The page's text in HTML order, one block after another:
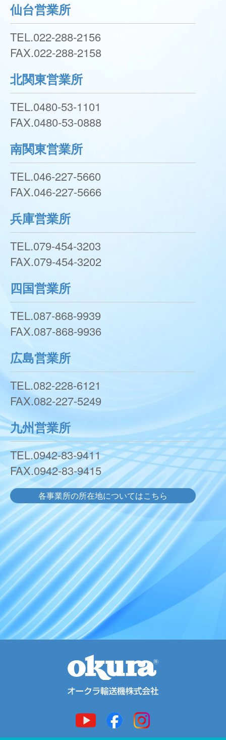
仙台営業所
TEL.022-288-2156
FAX.022-288-2158
北関東営業所
TEL.0480-53-1101
FAX.0480-53-0888
南関東営業所
TEL.046-227-5660
FAX.046-227-5666
兵庫営業所
TEL.079-454-3203
FAX.079-454-3202
四国営業所
TEL.087-868-9939
FAX.087-868-9936
広島営業所
TEL.082-228-6121
FAX.082-227-5249
九州営業所
TEL.0942-83-9411
FAX.0942-83-9415
各事業所の所在地についてはこちら